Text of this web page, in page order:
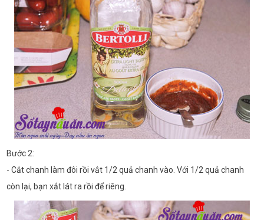
Bước 2:
- Cắt chanh làm đôi rồi vắt 1/2 quả chanh vào. Với 1/2 quả chanh
còn lại, bạn xắt lát ra rồi để riêng.